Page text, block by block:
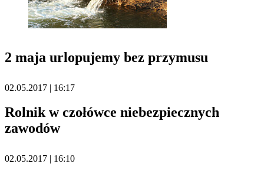
2 maja urlopujemy bez przymusu
02.05.2017 | 16:17
Rolnik w czołówce niebezpiecznych
zawodów
02.05.2017 | 16:10